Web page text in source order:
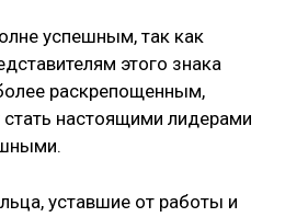
успешным, так как
этого знака
раскрепощенным,
стать настоящими лидерами
уставшие от работы и